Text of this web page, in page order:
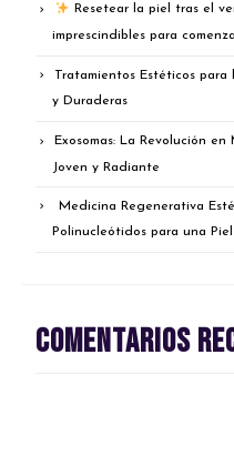
Resetear la piel tras el
imprescindibles para
Tratamientos Estéticos para
y Duraderas
Exosomas: La Revolución
Joven y Radiante
Medicina Regenerativa
Polinucleótidos para una
Comentarios